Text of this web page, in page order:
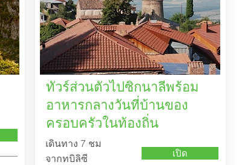
ทัวร์ส่วนตัวไปซิกนาลีพร้อม
อาหารกลางวันที่บ้านของ
ครอบครัวในท้องถิ่น
เดินทาง 7 ชม
จากทบิลิซี เปิด